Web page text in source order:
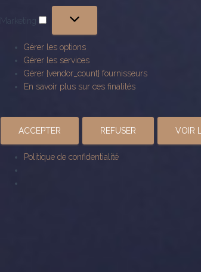
Marketing
Gérer les options
Gérer les services
Gérer {vendor_count} fournisseurs
En savoir plus sur ces finalités
ACCEPTER REFUSER VOIR
Politique de confidentialité